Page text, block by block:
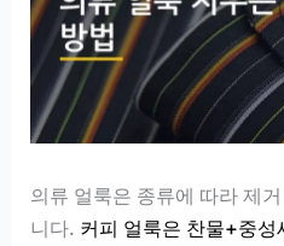
의류 얼룩은 종류에 따라 제
니다. 커피 얼룩은 찬물+중